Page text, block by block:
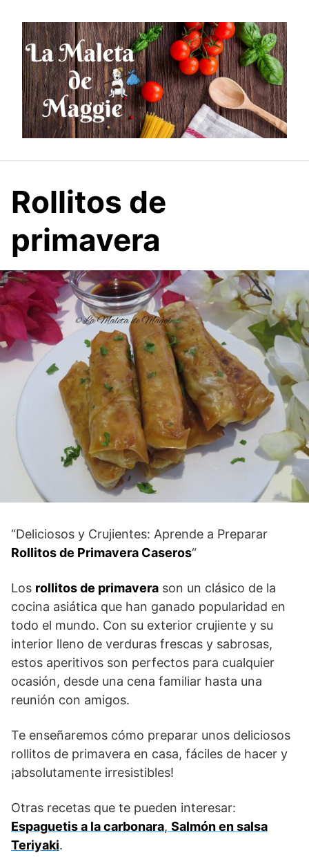
contenido
Rollitos de
primavera
“Deliciosos y Crujientes: Aprende a Preparar
Rollitos de Primavera Caseros“
Los rollitos de primavera son un clásico de la
cocina asiática que han ganado popularidad en
todo el mundo. Con su exterior crujiente y su
interior lleno de verduras frescas y sabrosas,
estos aperitivos son perfectos para cualquier
ocasión, desde una cena familiar hasta una
reunión con amigos.
Te enseñaremos cómo preparar unos deliciosos
rollitos de primavera en casa, fáciles de hacer y
¡absolutamente irresistibles!
Otras recetas que te pueden interesar:
Espaguetis a la carbonara, Salmón en salsa
Teriyaki.